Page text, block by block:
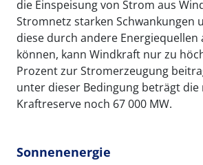
die Einspeisung von Strom aus
Stromnetz starken Schwankungen
diese durch andere Energiequellen
können, kann Windkraft nur zu
Prozent zur Stromerzeugung
unter dieser Bedingung beträgt
Kraftreserve noch 67 000 MW.
Sonnenenergie